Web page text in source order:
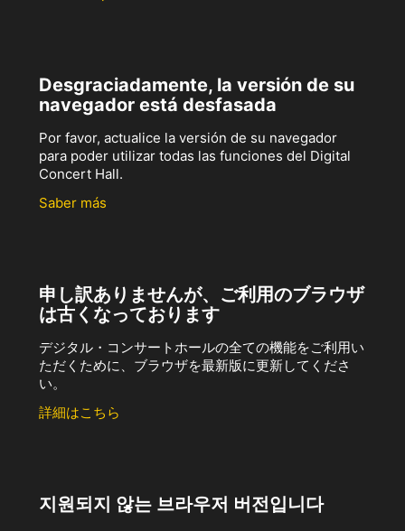
Desgraciadamente, la versión de su
navegador está desfasada
Por favor, actualice la versión de su navegador
para poder utilizar todas las funciones del Digital
Concert Hall.
Saber más
申し訳ありませんが、ご利用のブラウザ
は古くなっております
デジタル・コンサートホールの全ての機能をご利用い
ただくために、ブラウザを最新版に更新してくださ
い。
詳細はこちら
지원되지 않는 브라우저 버전입니다